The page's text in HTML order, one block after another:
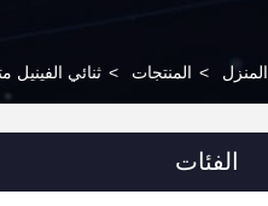
المنزل > المنتجات > ثنائي الفينيل
الفئات